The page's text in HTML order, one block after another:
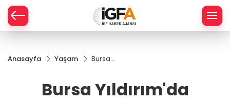
Anasayfa Yaşam
Bursa
doldu taştı
Bursa Yıldırım'da